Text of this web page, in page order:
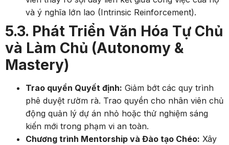
và ý nghĩa lớn lao (Intrinsic Reinforcement).
5.3. Phát Triển Văn Hóa Tự Chủ
và Làm Chủ (Autonomy &
Mastery)
Trao quyền Quyết định: Giảm bớt các quy trình
phê duyệt rườm rà. Trao quyền cho nhân viên chủ
động quản lý dự án nhỏ hoặc thử nghiệm sáng
kiến mới trong phạm vi an toàn.
Chương trình Mentorship và Đào tạo Chéo: Xây